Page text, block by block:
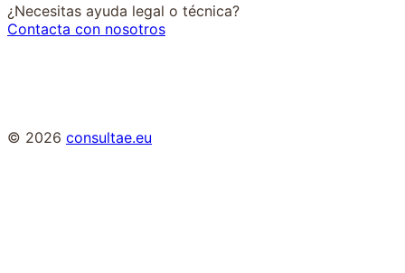
¿Necesitas ayuda legal o técnica?
Contacta con nosotros
© 2026 consultae.eu